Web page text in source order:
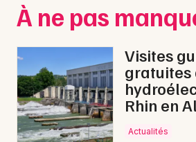
Concerts
Sports
Soirées
Sorties famille
Nice
Paris
Strasbourg
Toulouse
Toutes les villes
À ne pas
Visites
gratuites
Rhin en
Actualités